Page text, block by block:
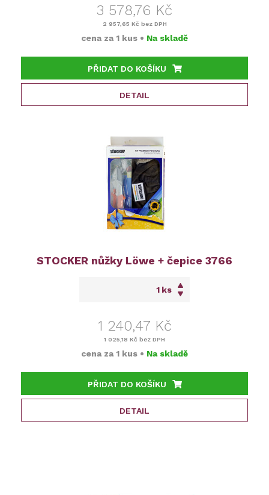
3 578,76 Kč
2 957,65 Kč bez DPH
cena za 1 kus • Na skladě
PŘIDAT DO KOŠÍKU
DETAIL
STOCKER nůžky Löwe + čepice 3766
ks
1 240,47 Kč
1 025,18 Kč bez DPH
cena za 1 kus • Na skladě
PŘIDAT DO KOŠÍKU
DETAIL